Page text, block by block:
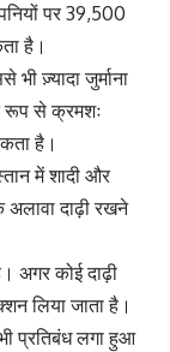
पर 39,500
है।
ज़्यादा जुर्माना
रूप से क्रमशः
है।
में शादी और
अलावा दाढ़ी रखने
अगर कोई दाढ़ी
लिया जाता है।
प्रतिबंध लगा हुआ